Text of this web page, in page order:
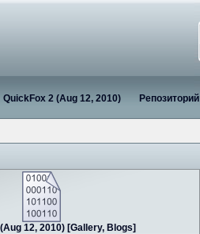
QuickFox 2 (Aug 12, 2010) Репозиторий
12, 2010) [Gallery, Blogs]